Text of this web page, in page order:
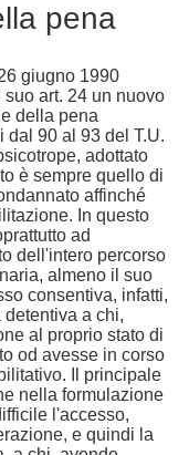
pena
giugno 1990
art. 24 un nuovo
della pena
90 al 93 del T.U.
adottato
è sempre quello di
affinché
In questo
ad
dell'intero percorso
almeno il suo
consentiva, infatti,
a chi,
al proprio stato di
od avesse in corso
Il principale
nella formulazione
l'accesso,
e quindi la